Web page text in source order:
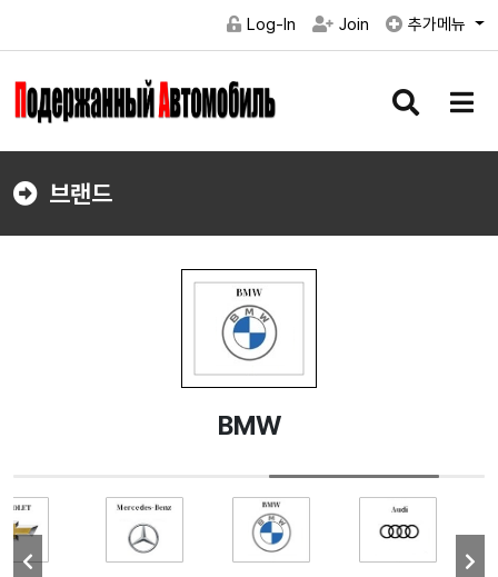
Log-In Join 추가메뉴
검
버
메
버
브랜드
BMW